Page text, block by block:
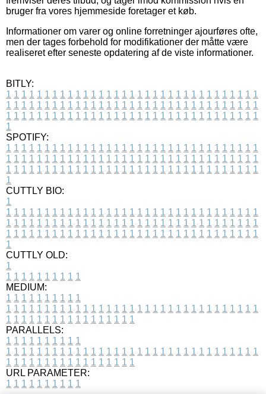
bruger fra vores hjemmeside foretager et køb.
Informationer om varer og online forretninger ajourføres ofte,
men der tages forbehold for modifikationer der måtte være
realiseret efter seneste opdatering af de viste informationer.
BITLY:
1 1 1 1 1 1 1 1 1 1 1 1 1 1 1 1 1 1 1 1 1 1 1 1 1 1 1 1 1 1 1 1 1
1 1 1 1 1 1 1 1 1 1 1 1 1 1 1 1 1 1 1 1 1 1 1 1 1 1 1 1 1 1 1 1 1
1 1 1 1 1 1 1 1 1 1 1 1 1 1 1 1 1 1 1 1 1 1 1 1 1 1 1 1 1 1 1 1 1
1
SPOTIFY:
1 1 1 1 1 1 1 1 1 1 1 1 1 1 1 1 1 1 1 1 1 1 1 1 1 1 1 1 1 1 1 1 1
1 1 1 1 1 1 1 1 1 1 1 1 1 1 1 1 1 1 1 1 1 1 1 1 1 1 1 1 1 1 1 1 1
1 1 1 1 1 1 1 1 1 1 1 1 1 1 1 1 1 1 1 1 1 1 1 1 1 1 1 1 1 1 1 1 1
1
CUTTLY BIO:
1
1 1 1 1 1 1 1 1 1 1 1 1 1 1 1 1 1 1 1 1 1 1 1 1 1 1 1 1 1 1 1 1 1
1 1 1 1 1 1 1 1 1 1 1 1 1 1 1 1 1 1 1 1 1 1 1 1 1 1 1 1 1 1 1 1 1
1 1 1 1 1 1 1 1 1 1 1 1 1 1 1 1 1 1 1 1 1 1 1 1 1 1 1 1 1 1 1 1 1
1
CUTTLY OLD:
1
1 1 1 1 1 1 1 1 1 1
MEDIUM:
1 1 1 1 1 1 1 1 1 1
1 1 1 1 1 1 1 1 1 1 1 1 1 1 1 1 1 1 1 1 1 1 1 1 1 1 1 1 1 1 1 1 1
1 1 1 1 1 1 1 1 1 1 1 1 1 1 1 1 1
PARALLELS:
1 1 1 1 1 1 1 1 1 1
1 1 1 1 1 1 1 1 1 1 1 1 1 1 1 1 1 1 1 1 1 1 1 1 1 1 1 1 1 1 1 1 1
1 1 1 1 1 1 1 1 1 1 1 1 1 1 1 1 1
URL PARAMETER:
1 1 1 1 1 1 1 1 1 1